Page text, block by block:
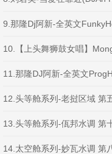
9.那隆Dj阿新-全英文
串烧
10.【上头舞狮鼓女唱】
VD
11.那隆DJ阿新-全英文
(柱子订制)
12.头等舱系列-老挝区域 第
2025)那隆Dj阿新修改风浪
13.头等舱系列-佤邦水调 第
2025)那隆Dj阿新Edit
14.太空舱系列-妙瓦水调 第